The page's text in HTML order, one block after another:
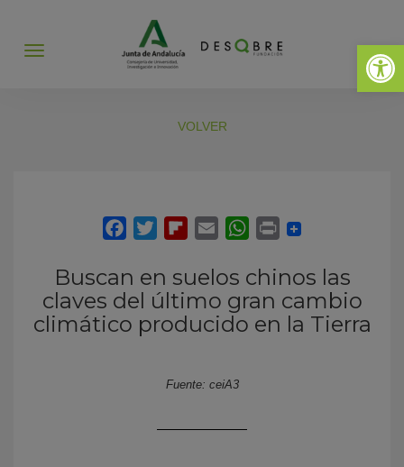
Abrir
Abrir
VOLVER
Buscan en suelos chinos las
claves del último gran cambio
climático producido en la Tierra
Fuente: ceiA3